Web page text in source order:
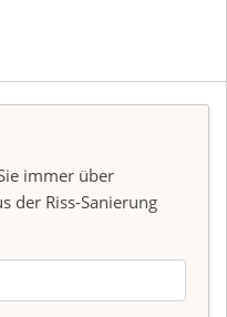
immer über
der Riss-Sanierung